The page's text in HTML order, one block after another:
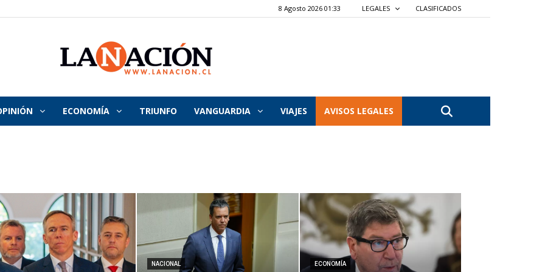
8 Agosto 2026 01:33 LEGALES CLASIFICADOS
La
Nación
ECONOMÍA TRIUNFO VANGUARDIA VIAJES AVISOS LEGALES
NACIONAL ECONOMÍA